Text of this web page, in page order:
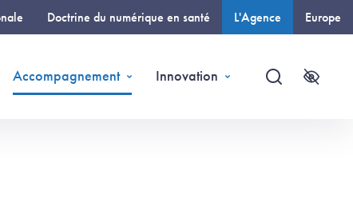
Doctrine du numérique en santé L'Agence Europe
Accompagnement Innovation
Recherche